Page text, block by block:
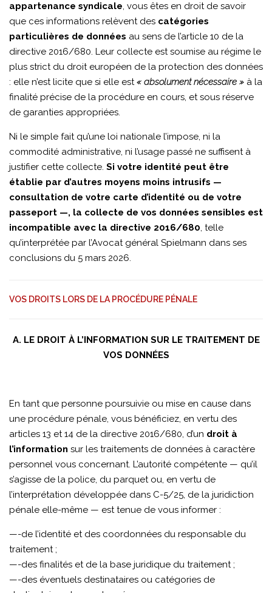
appartenance syndicale, vous êtes en droit de savoir
que ces informations relèvent des catégories
particulières de données au sens de l’article 10 de la
directive 2016/680. Leur collecte est soumise au régime le
plus strict du droit européen de la protection des données
: elle n’est licite que si elle est« absolument nécessaire » à la
finalité précise de la procédure en cours, et sous réserve
de garanties appropriées.
Ni le simple fait qu’une loi nationale l’impose, ni la
commodité administrative, ni l’usage passé ne suffisent à
justifier cette collecte. Si votre identité peut être
établie par d’autres moyens moins intrusifs —
consultation de votre carte d’identité ou de votre
passeport —, la collecte de vos données sensibles est
incompatible avec la directive 2016/680, telle
qu’interprétée par l’Avocat général Spielmann dans ses
conclusions du 5 mars 2026.
VOS DROITS LORS DE LA PROCÉDURE PÉNALE
A. LE DROIT À L’INFORMATION SUR LE TRAITEMENT DE
VOS DONNÉES
En tant que personne poursuivie ou mise en cause dans
une procédure pénale, vous bénéficiez, en vertu des
articles 13 et 14 de la directive 2016/680, d’un droit à
l’information sur les traitements de données à caractère
personnel vous concernant. L’autorité compétente — qu’il
s’agisse de la police, du parquet ou, en vertu de
l’interprétation développée dans C-5/25, de la juridiction
pénale elle-même — est tenue de vous informer :
—-de l’identité et des coordonnées du responsable du
traitement ;
—-des finalités et de la base juridique du traitement ;
—-des éventuels destinataires ou catégories de